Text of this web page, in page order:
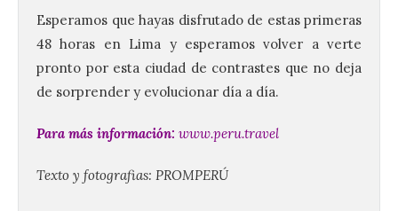
Esperamos que hayas disfrutado de estas primeras
48 horas en Lima y esperamos volver a verte
pronto por esta ciudad de contrastes que no deja
de sorprender y evolucionar día a día.
Para más información: www.peru.travel
Texto y fotografias: PROMPERÚ
La UPSA impulsa la
creación musical con el I
Concurso Internacional de
8 Ago 2026